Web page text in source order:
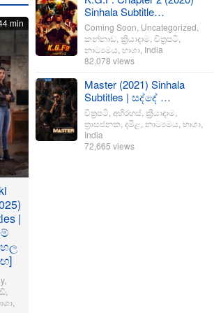
min
|
,
,
Sinhala Subtitle…
Coming Soon Uncategorized
කන්නාඩ ක්‍රියාදාම චිත්‍රපටි
නාට්‍යමය භාශා India
82,078 views
Master (2021) Sinhala
Subtitles | සද්දේ …
චිත්‍රපටි අභිරහස් ක්‍රියාදාම
ත්‍රාසජනක දමිළ නාට්‍යමය භාශා
India
72,665 views